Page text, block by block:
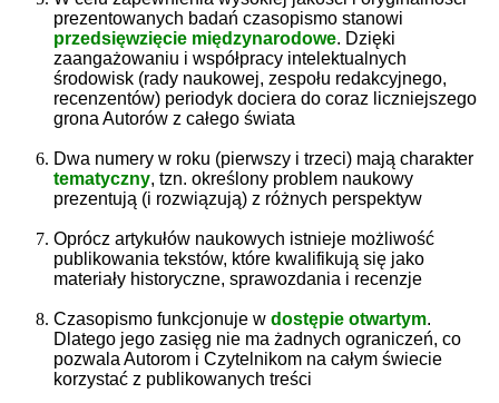
prezentowanych badań czasopismo stanowi
przedsięwzięcie międzynarodowe. Dzięki
zaangażowaniu i współpracy intelektualnych
środowisk (rady naukowej, zespołu redakcyjnego,
recenzentów) periodyk dociera do coraz liczniejszego
grona Autorów z całego świata
Dwa numery w roku (pierwszy i trzeci) mają charakter
tematyczny, tzn. określony problem naukowy
prezentują (i rozwiązują) z różnych perspektyw
Oprócz artykułów naukowych istnieje możliwość
publikowania tekstów, które kwalifikują się jako
materiały historyczne, sprawozdania i recenzje
Czasopismo funkcjonuje w dostępie otwartym.
Dlatego jego zasięg nie ma żadnych ograniczeń, co
pozwala Autorom i Czytelnikom na całym świecie
korzystać z publikowanych treści